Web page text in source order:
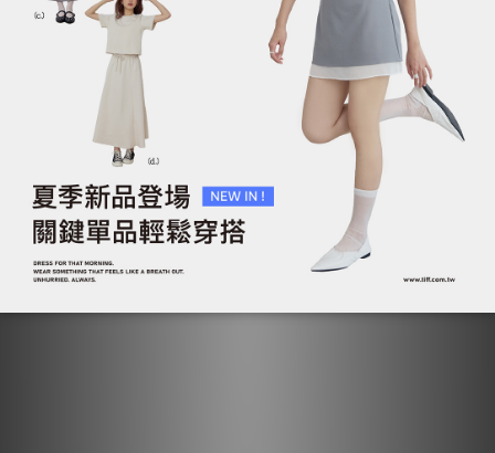
NT$1,390
加入購物車
NT$1,390
加入購物車